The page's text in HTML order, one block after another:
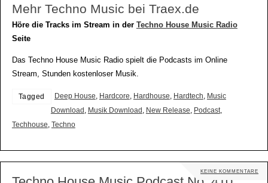
Mehr Techno Music bei Traex.de
Höre die Tracks im Stream in der Techno House Music Radio
Seite
Das Techno House Music Radio spielt die Podcasts im Online
Stream, Stunden kostenloser Musik.
Tagged Deep House Hardcore Hardhouse Hardtech Music
Download Musik Download New Release Podcast,
Techhouse Techno
KEINE KOMMENTARE